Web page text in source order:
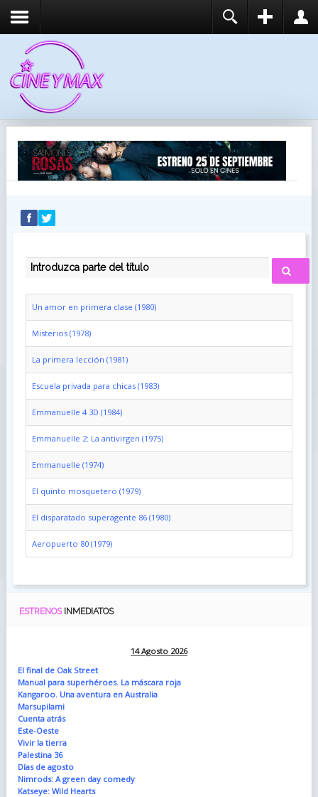
RECUÉRDEME
IDENTIFICARSE
INTRODUZCA PARTE DEL TÍTULO
Un amor en primera clase (1980)
Misterios (1978)
La primera lección (1981)
Escuela privada para chicas (1983)
Emmanuelle 4 3D (1984)
Emmanuelle 2: La antivirgen (1975)
Emmanuelle (1974)
El quinto mosquetero (1979)
El disparatado superagente 86 (1980)
Aeropuerto 80 (1979)
ESTRENOS INMEDIATOS
14 Agosto 2026
El final de Oak Street
Manual para superhéroes. La máscara roja
Kangaroo. Una aventura en Australia
Marsupilami
Cuenta atrás
Este-Oeste
Vivir la tierra
Palestina 36
Días de agosto
Nimrods: A green day comedy
Katseye: Wild Hearts